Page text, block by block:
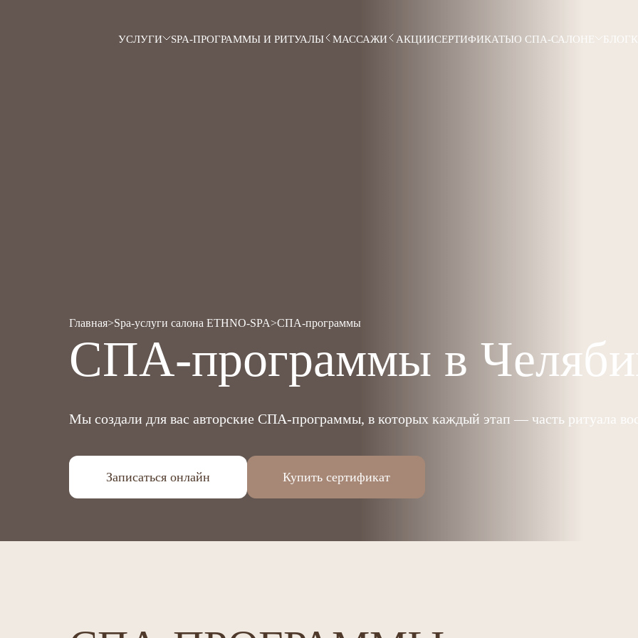
УСЛУГИ SPA-ПРОГРАММЫ И РИТУАЛЫ МАССАЖИ АКЦИИСЕРТИФИКАТЫО СПА-САЛОНЕ БЛОГ
Главная Spa-услуги салона ETHNO-SPA СПА-программы
СПА-программы в
Мы создали для вас авторские СПА-программы, в которых каждый этап — часть ритуала
Записаться онлайн Купить сертификат